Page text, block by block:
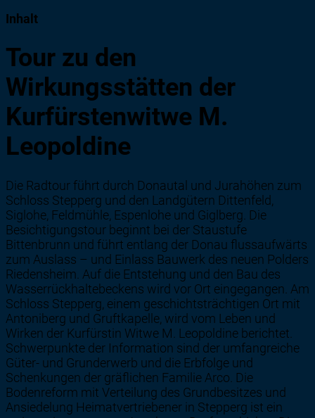
Inhalt
Tour zu den
Wirkungsstätten der
Kurfürstenwitwe M.
Leopoldine
Die Radtour führt durch Donautal und Jurahöhen zum
Schloss Stepperg und den Landgütern Dittenfeld,
Siglohe, Feldmühle, Espenlohe und Giglberg. Die
Besichtigungstour beginnt bei der Staustufe
Bittenbrunn und führt entlang der Donau flussaufwärts
zum Auslass – und Einlass Bauwerk des neuen Polders
Riedensheim. Auf die Entstehung und den Bau des
Wasserrückhaltebeckens wird vor Ort eingegangen. Am
Schloss Stepperg, einem geschichtsträchtigen Ort mit
Antoniberg und Gruftkapelle, wird vom Leben und
Wirken der Kurfürstin Witwe M. Leopoldine berichtet.
Schwerpunkte der Information sind der umfangreiche
Güter- und Grunderwerb und die Erbfolge und
Schenkungen der gräflichen Familie Arco. Die
Bodenreform mit Verteilung des Grundbesitzes und
Ansiedelung Heimatvertriebener in Stepperg ist ein